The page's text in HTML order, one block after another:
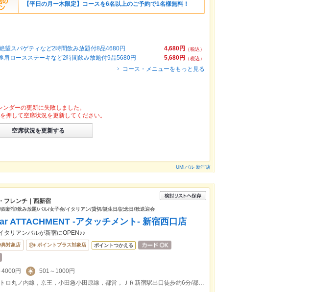
【平日の月ー木限定】コースを6名以上のご予約で1名様無料！
4,680円
（税込）
望スパゲティなど2時間飲み放題付8品4680円
5,680円
（税込）
肩ロースステーキなど2時間飲み放題付9品5680円
コース・メニューをもっと見る
ンダーの更新に失敗しました。
押して空席状況を更新してください。
空席状況を更新する
UMIバル 新宿店
フレンチ｜西新宿
新宿/飲み放題/バル/女子会/イタリアン/貸切/誕生日/記念日/歓送迎会
ATTACHMENT -アタッチメント- 新宿西口店
タリアンバルが新宿にOPEN♪♪
典対象店 ポイントプラス対象店 ポイントつかえる
円
501～1000円
東京メトロ丸ノ内線，京王，小田急小田原線，都営，ＪＲ新宿駅出口徒歩約6分/都営大江戸線新宿西口駅出口徒歩約6分